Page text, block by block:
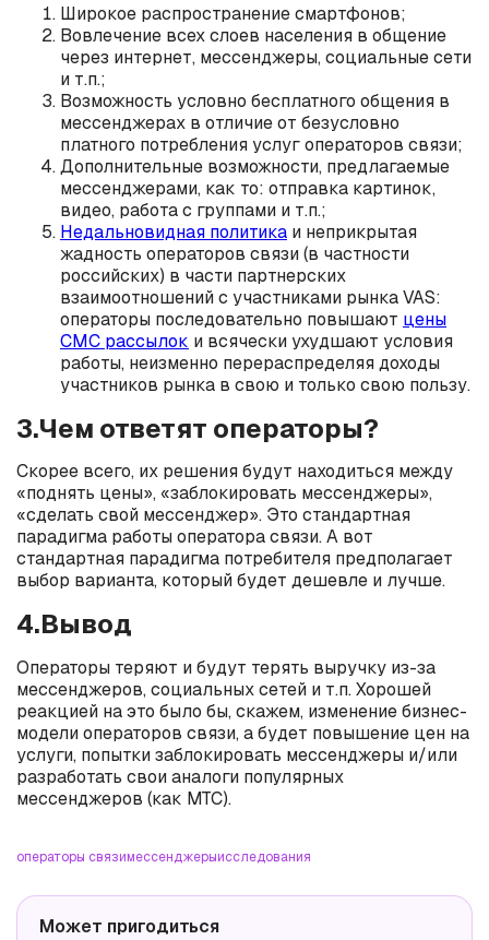
Широкое распространение смартфонов;
Вовлечение всех слоев населения в общение
через интернет, мессенджеры, социальные сети
и т.п.;
Возможность условно бесплатного общения в
мессенджерах в отличие от безусловно
платного потребления услуг операторов связи;
Дополнительные возможности, предлагаемые
мессенджерами, как то: отправка картинок,
видео, работа с группами и т.п.;
Недальновидная политика и неприкрытая
жадность операторов связи (в частности
российских) в части партнерских
взаимоотношений с участниками рынка VAS:
операторы последовательно повышают цены
СМС рассылок и всячески ухудшают условия
работы, неизменно перераспределяя доходы
участников рынка в свою и только свою пользу.
3.Чем ответят операторы?
Скорее всего, их решения будут находиться между
«поднять цены», «заблокировать мессенджеры»,
«сделать свой мессенджер». Это стандартная
парадигма работы оператора связи. А вот
стандартная парадигма потребителя предполагает
выбор варианта, который будет дешевле и лучше.
4.Вывод
Операторы теряют и будут терять выручку из-за
мессенджеров, социальных сетей и т.п. Хорошей
реакцией на это было бы, скажем, изменение бизнес-
модели операторов связи, а будет повышение цен на
услуги, попытки заблокировать мессенджеры и/или
разработать свои аналоги популярных
мессенджеров (как МТС).
операторы связимессенджерыисследования
Может пригодиться